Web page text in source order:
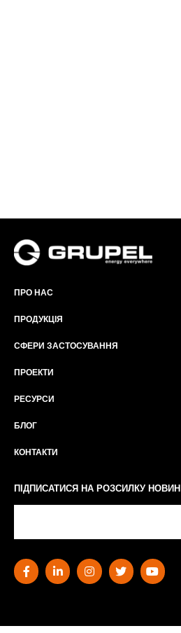
ПРО НАС
ПРОДУКЦІЯ
СФЕРИ ЗАСТОСУВАННЯ
ПРОЕКТИ
РЕСУРСИ
БЛОГ
КОНТАКТИ
ПІДПИСАТИСЯ НА РОЗСИЛКУ НОВИН